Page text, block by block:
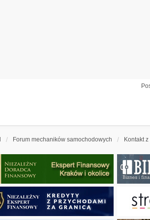
Forum mechaników samochodowych Kontakt